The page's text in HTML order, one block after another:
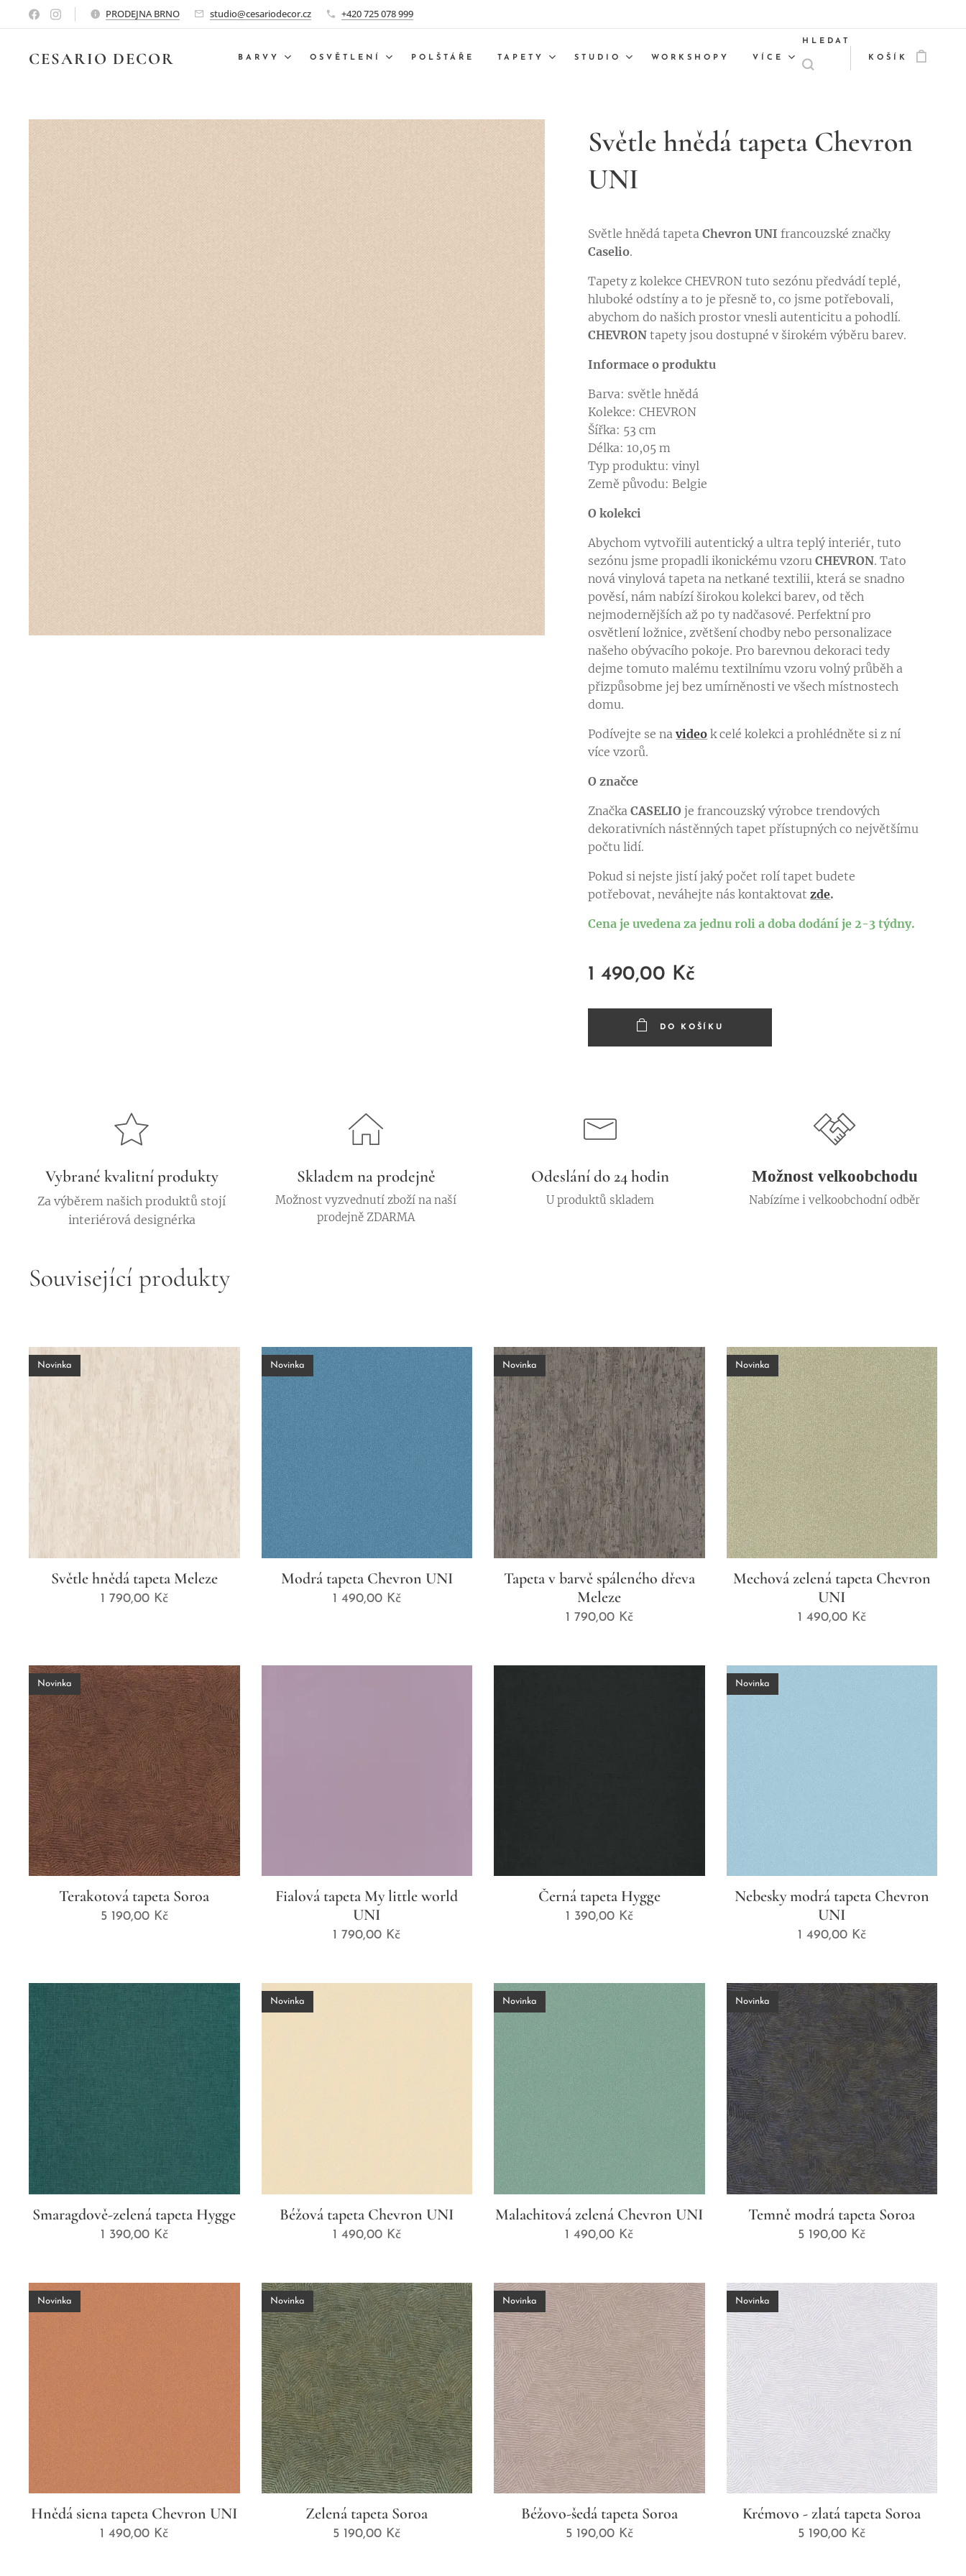
PRODEJNA BRNO studio@cesariodecor.cz +420 725 078 999
CESARIO DECOR BARVY OSVĚTLENÍ POLŠTÁŘE TAPETY STUDIO WORKSHOPY VÍCE
HLEDAT
KOŠÍK
Světle hnědá tapeta Chevron
UNI
Světle hnědá tapetaChevron UNI francouzské značky
Caselio.
Tapety z kolekce CHEVRON tuto sezónu předvádí teplé,
hluboké odstíny a to je přesně to, co jsme potřebovali,
abychom do našich prostor vnesli autenticitu a pohodlí.
CHEVRON tapety jsou dostupné v širokém výběru barev.
Informace o produktu
Barva: světle hnědá
Kolekce: CHEVRON
Šířka: 53 cm
Délka: 10,05 m
Typ produktu: vinyl
Země původu: Belgie
O kolekci
Abychom vytvořili autentický a ultra teplý interiér, tuto
sezónu jsme propadli ikonickému vzoruCHEVRON. Tato
nová vinylová tapeta na netkané textilii, která se snadno
pověsí, nám nabízí širokou kolekci barev, od těch
nejmodernějších až po ty nadčasové. Perfektní pro
osvětlení ložnice, zvětšení chodby nebo personalizace
našeho obývacího pokoje. Pro barevnou dekoraci tedy
dejme tomuto malému textilnímu vzoru volný průběh a
přizpůsobme jej bez umírněnosti ve všech místnostech
domu.
Podívejte se navideo k celé kolekci a prohlédněte si z ní
více vzorů.
O značce
ZnačkaCASELIO je francouzský výrobce trendových
dekorativních nástěnných tapet přístupných co největšímu
počtu lidí.
Pokud si nejste jistí jaký počet rolí tapet budete
potřebovat, neváhejte nás kontaktovatzde.
Cena je uvedena za jednu roli a doba dodání je 2-3 týdny.
1 490,00 Kč
DO KOŠÍKU
Vybrané kvalitní produkty
Za výběrem našich produktů stojí
interiérová designérka
Skladem na prodejně
Možnost vyzvednutí zboží na naší
prodejně ZDARMA
Odeslání do 24 hodin
U produktů skladem
Možnost velkoobchodu
Nabízíme i velkoobchodní odběr
Související produkty
Světle hnědá tapeta Meleze
Novinka
1 790,00Kč
Modrá tapeta Chevron UNI
Novinka
1 490,00Kč
Tapeta v barvě spáleného dřeva
Meleze
Novinka
1 790,00Kč
Mechová zelená tapeta Chevron
UNI
Novinka
1 490,00Kč
Terakotová tapeta Soroa
Novinka
5 190,00Kč
Fialová tapeta My little world
UNI
1 790,00 Kč
Černá tapeta Hygge
1 390,00Kč
Nebesky modrá tapeta Chevron
UNI
Novinka
1 490,00Kč
Smaragdově-zelená tapeta Hygge
1 390,00Kč
Béžová tapeta Chevron UNI
Novinka
1 490,00Kč
Malachitová zelená Chevron UNI
Novinka
1 490,00 Kč
Temně modrá tapeta Soroa
Novinka
5 190,00 Kč
Hnědá siena tapeta Chevron UNI
Novinka
1 490,00 Kč
Zelená tapeta Soroa
Novinka
5 190,00 Kč
Béžovo-šedá tapeta Soroa
Novinka
5 190,00Kč
Krémovo - zlatá tapeta Soroa
Novinka
5 190,00 Kč